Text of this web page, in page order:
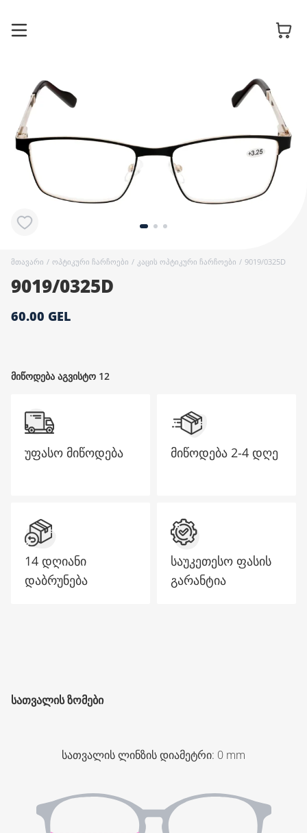
მთავარი / ოპტიკური ჩარჩოები / კაცის ოპტიკური ჩარჩოები / 9019/0325D
9019/0325D
60.00 GEL
მიწოდება აგვისტო 12
სათვალის
ჩარჩოები
მზის
სათვალეები
კონტაქტური
უფასო მიწოდება
14 დღიანი
დაბრუნება
მიწოდება 2-4 დღე
საუკეთესო ფასის
გარანტია
ᲡᲐᲗᲕᲐᲚᲘᲡ ᲖᲝᲛᲔᲑᲘ
სათვალის ლინზის დიამეტრი: 0 mm